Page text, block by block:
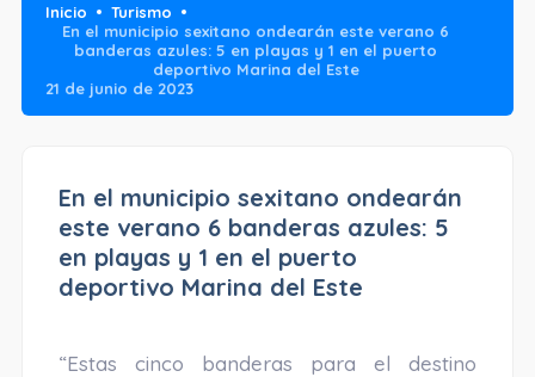
Inicio
Turismo
En el municipio sexitano ondearán este verano 6
banderas azules: 5 en playas y 1 en el puerto
deportivo Marina del Este
21 de junio de 2023
En el municipio sexitano ondearán
este verano 6 banderas azules: 5
en playas y 1 en el puerto
deportivo Marina del Este
“Estas cinco banderas para el destino